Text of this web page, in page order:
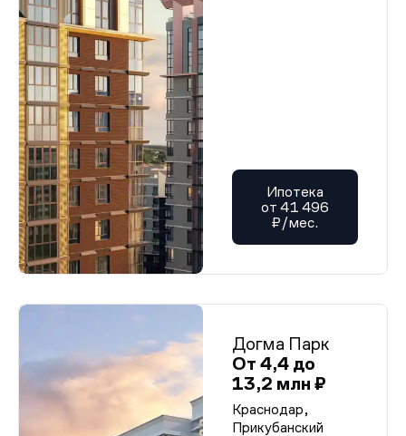
Ипотека
от 41 496
₽/мес.
Догма Парк
От 4,4 до
13,2 млн ₽
Краснодар,
Прикубанский